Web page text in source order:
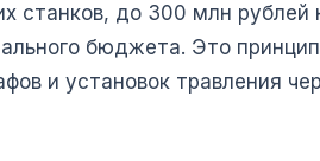
станков, до 300 млн рублей
бюджета. Это
и установок травления